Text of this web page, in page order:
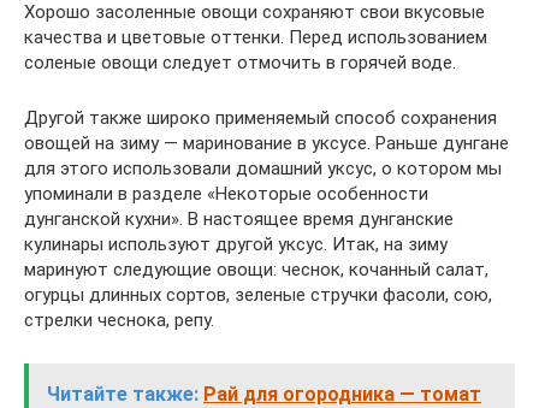
Хорошо засоленные овощи сохраняют свои вкусовые
качества и цветовые оттенки. Перед использованием
соленые овощи следует отмочить в горячей воде.
Другой также широко применяемый способ сохранения
овощей на зиму — маринование в уксусе. Раньше дунгане
для этого использовали домашний уксус, о котором мы
упоминали в разделе «Некоторые особенности
дунганской кухни». В настоящее время дунганские
кулинары используют другой уксус. Итак, на зиму
маринуют следующие овощи: чеснок, кочанный салат,
огурцы длинных сортов, зеленые стручки фасоли, сою,
стрелки чеснока, репу.
Читайте также: Рай для огородника — томат